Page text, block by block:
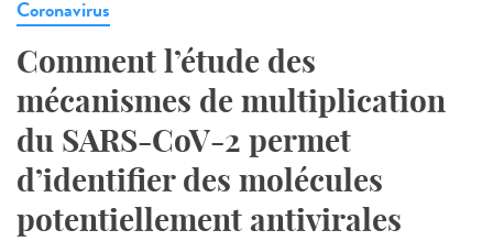
Coronavirus
Comment l’étude des
mécanismes de multiplication
du SARS-CoV-2 permet
d’identifier des molécules
potentiellement antivirales